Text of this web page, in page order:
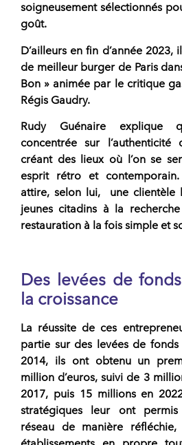
soigneusement sélectionnés
goût.
D’ailleurs en fin d’année
de meilleur burger de Paris
Bon » animée par le critique
Régis Gaudry.
Rudy Guénaire explique
concentrée sur
créant des lieux où l’on se
esprit rétro et contemporain.
attire, selon lui, une clientèle
jeunes citadins à la
restauration à la fois simple et
Des levées de
la croissance
La réussite de ces
partie sur des levées de
2014, ils ont obtenu un
million d’euros, suivi de 3
2017, puis 15 millions en
stratégiques leur ont
réseau de manière réfléchie,